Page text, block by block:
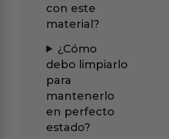
con este
material?
¿Cómo
debo limpiarlo
para
mantenerlo
en perfecto
estado?